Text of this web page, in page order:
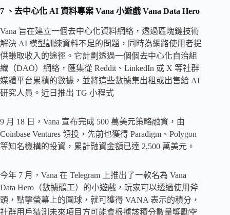
7 、去中心化 AI 資料專案 Vana 小遊戲 Vana Data Hero
Vana 旨在建立一個去中心化資料網絡，透過區塊鏈技術
解決 AI 模型訓練資料不足的問題，同時為網路使用者提
供賺取收入的途徑。它計劃透過一個個去中心化自治組
織（DAO）網絡，匯集從 Reddit、LinkedIn 或 X 等社群
媒體平台累積的數據，並將這些數據集出租或出售給 AI
研究人員。近日推出 TG 小程式
9 月 18 日，Vana 宣布完成 500 萬美元策略融資，由
Coinbase Ventures 領投，先前也獲得 Paradigm、Polygon
等知名機構的投資，累計融資金額已達 2,500 萬美元。
今年 7 月，Vana 在 Telegram 上推出了一款名為 Vana
Data Hero（數據礦工）的小遊戲，玩家可以透過使用斧
頭，點擊螢幕上的圓球，就可獲得 VANA 表示的積分，
社群用戶猜測未來項目方可能會根據該積分數量獎勵空